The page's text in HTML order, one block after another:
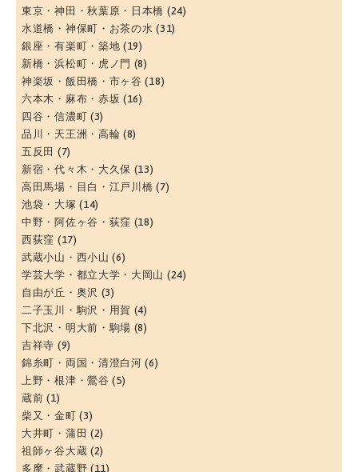
東京・神田・秋葉原・日本橋 (24)
水道橋・神保町・お茶の水 (31)
銀座・有楽町・築地 (19)
新橋・浜松町・虎ノ門 (8)
神楽坂・飯田橋・市ヶ谷 (18)
六本木・麻布・赤坂 (16)
四谷・信濃町 (3)
品川・天王洲・高輪 (8)
五反田 (7)
新宿・代々木・大久保 (13)
高田馬場・目白・江戸川橋 (7)
池袋・大塚 (14)
中野・阿佐ヶ谷・荻窪 (18)
西荻窪 (17)
武蔵小山・西小山 (6)
学芸大学・都立大学・大岡山 (24)
自由が丘・奥沢 (3)
二子玉川・駒沢・用賀 (4)
下北沢・明大前・駒場 (8)
吉祥寺 (9)
錦糸町・両国・清澄白河 (6)
上野・根津・鶯谷 (5)
蔵前 (1)
柴又・金町 (3)
大井町・蒲田 (2)
祖師ヶ谷大蔵 (2)
多摩・武蔵野 (11)